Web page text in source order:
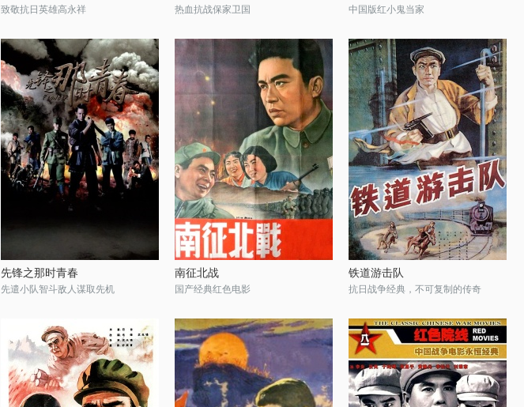
致敬抗日英雄高永祥 热血抗战保家卫国 中国版红小鬼当家
先锋之那时青春
先遣小队智斗敌人谋取先机
南征北战
国产经典红色电影
铁道游击队
抗日战争经典，不可复制的传奇